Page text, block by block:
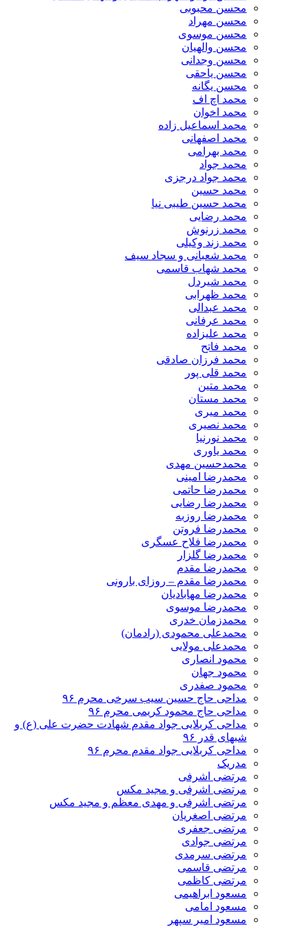
محسن محبوبی
محسن مهراد
محسن موسوی
محسن والهیان
محسن وجدانی
محسن یاحقی
محسن یگانه
محمد اچ اف
محمد اخوان
محمد اسماعیل زاده
محمد اصفهانی
محمد بهرامی
محمد جواد
محمد جواد درجزی
محمد حسین
محمد حسین طیبی نیا
محمد رضایی
محمد زرنوش
محمد زند وکیلی
محمد شعبانی و سجاد سیف
محمد شهاب قاسمی
​محمد شیردل
محمد ظهرابی
محمد عبدالی
محمد عرفانی
محمد علیزاده
محمد فاتح
محمد فرزان صادقی
محمد قلی پور
محمد متین
محمد مستان
محمد میری
محمد نصیری
محمد نورنیا
محمد یاوری
محمدحسین مهدی
محمدرضا امینی
محمدرضا حاتمی
محمدرضا رضایی
محمدرضا روزبه
محمدرضا فروتن
محمدرضا فلاح عسگری
محمدرضا گلزار
محمدرضا مقدم
محمدرضا مقدم – روزای بارونی
محمدرضا مهابادیان
محمدرضا موسوی
محمدزمان خدری
محمدعلی محمودی (رادمان)
محمدعلی مولایی
محمود انصاری
محمود جهان
محمود صفدری
مداحی حاج حسین سیب سرخی محرم ۹۶
مداحی حاج محمود کریمی محرم ۹۶
مداحی کربلایی جواد مقدم شهادت حضرت علی (ع) و
شبهای قدر ۹۶
مداحی کربلایی جواد مقدم محرم ۹۶
مدریک
مرتضی اشرفی
مرتضی اشرفی و مجید مکس
مرتضی اشرفی و مهدی معظم و مجید مکس
مرتضی اصغریان
مرتضی جعفری
مرتضی جوادی
مرتضی سرمدی
مرتضی قاسمی
مرتضی کاظمی
مسعود ابراهیمی
مسعود امامی
مسعود امیر سپهر